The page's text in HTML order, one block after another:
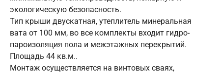
экологическую безопасность.
Тип крыши двускатная, утеплитель минеральная
вата от 100 мм, во все комплекты входит гидро-
пароизоляция пола и межэтажных перекрытий.
Площадь 44 кв.м..
Монтаж осуществляется на винтовых сваях,